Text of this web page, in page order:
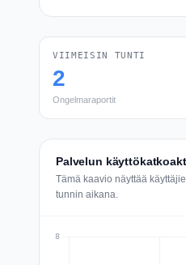
VIIMEISIN TUNTI
2
Ongelmaraportit
Palvelun
Tämä kaavio näyttää
tunnin aikana.